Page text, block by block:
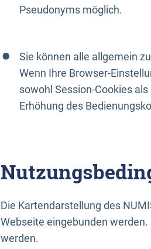
Pseudonyms möglich.
Sie können alle allgemein
Wenn Ihre Browser-
sowohl Session-Cookies
Erhöhung des
Die Kartendarstellung des
Webseite eingebunden
werden.